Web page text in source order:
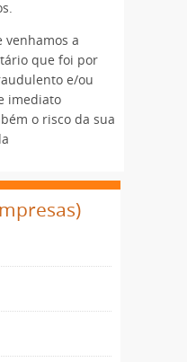
venhamos a
que foi por
e/ou
imediato
o risco da sua